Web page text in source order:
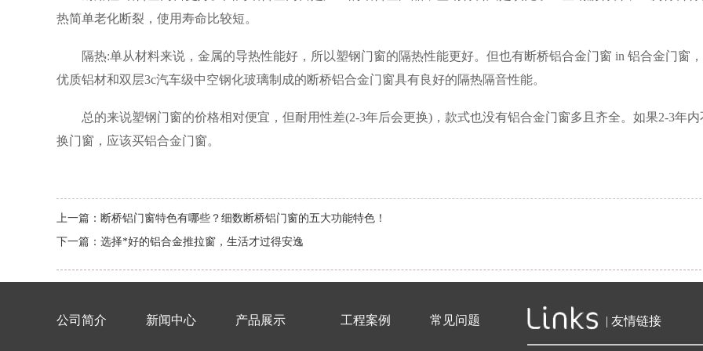
热简单老化断裂，使用寿命比较短。
隔热:单从材料来说，金属的导热性能好，所以塑钢门窗的隔热性能更好。但也有断桥铝合金门窗 in 铝合金门窗
优质铝材和双层3c汽车级中空钢化玻璃制成的断桥铝合金门窗具有良好的隔热隔音性能。
总的来说塑钢门窗的价格相对便宜，但耐用性差(2-3年后会更换)，款式也没有铝合金门窗多且齐全。如果2-3年内
换门窗，应该买铝合金门窗。
上一篇： 断桥铝门窗特色有哪些？细数断桥铝门窗的五大功能特色！
下一篇： 选择*好的铝合金推拉窗，生活才过得安逸
公司简介 新闻中心 产品展示 工程案例 常见问题 | 友情链接